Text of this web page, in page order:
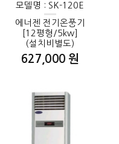
모델명 : SK-120E
에너젠 전기온풍기
[12평형/5kw]
(설치비별도)
627,000 원